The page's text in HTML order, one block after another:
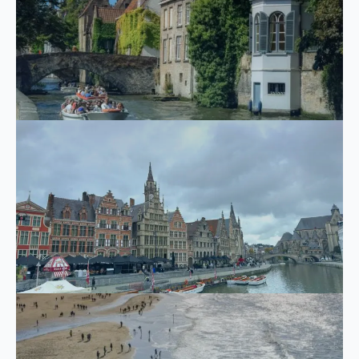
Les commandes ne sont pas
possibles pour la période du 27
juillet au 11 août.
En raison de la période de
horaires d'ouverture / jours de
fermeture modifiés.
Daghoreca :
Mercredi 29 et jeudi 30 juillet,
notre service de restauration
sera fermé (vous pourrez
cependant toujours réserver
des chambres).